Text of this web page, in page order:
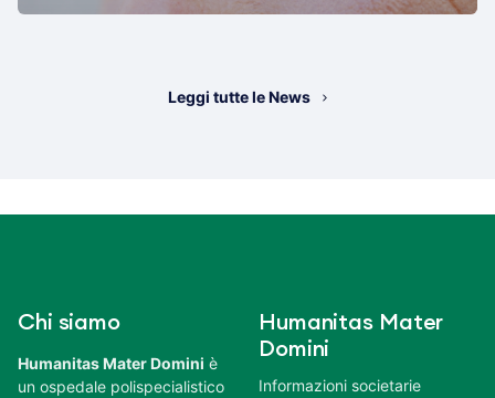
Leggi tutte le News
Chi siamo
Humanitas Mater Domini è
un ospedale polispecialistico
Humanitas Mater
Domini
Informazioni societarie